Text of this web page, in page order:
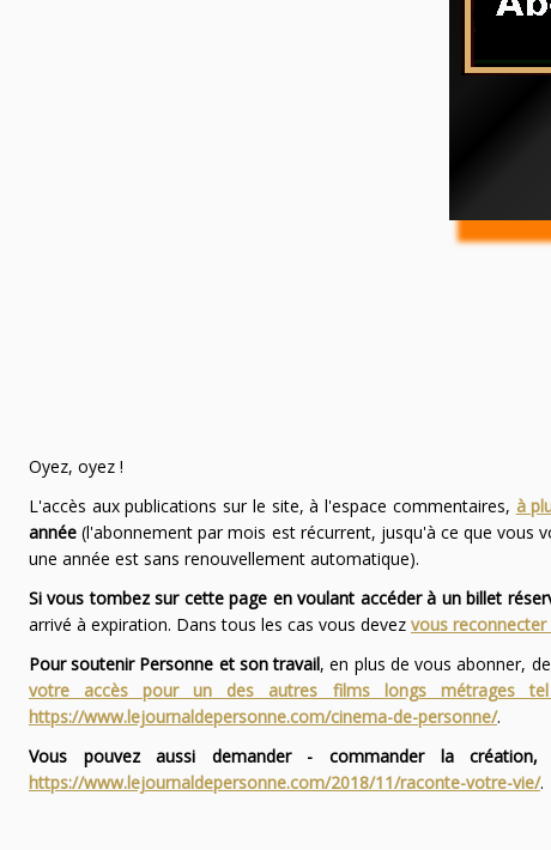
Oyez, oyez !
L'accès aux publications sur le site, à l'espace commentaires, à
année(l'abonnement par mois est récurrent, jusqu'à ce que vous
une année est sans renouvellement automatique).
Si vous tombez sur cette page en voulant accéder à un billet
arrivé à expiration. Dans tous les cas vous devez vous
Pour soutenir Personne et son travail, en plus de vous abonner,
votre accès pour un des autres films longs métrages
https://www.lejournaldepersonne.com/cinema-de-personne/.
Vous pouvez aussi demander - commander la
https://www.lejournaldepersonne.com/2018/11/raconte-votre-vie/.